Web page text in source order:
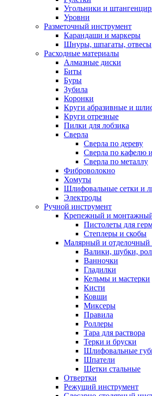
Угольники и
Уровни
Разметочный инструмент
Карандаши и маркеры
Шнуры, шпагаты, отвесы
Расходные материалы
Алмазные диски
Биты
Буры
Зубила
Коронки
Круги абразивные и
Круги отрезные
Пилки для лобзика
Сверла
Сверла по дереву
Сверла по кафелю
Сверла по металлу
Фиброволокно
Хомуты
Шлифовальные сетки и
Электроды
Ручной инструмент
Крепежный и
Пистолеты для
Степлеры и скобы
Малярный и отделочный
Валики, шубки,
Ванночки
Гладилки
Кельмы и мастерки
Кисти
Ковши
Миксеры
Правила
Роллеры
Тара для раствора
Терки и бруски
Шлифовальные
Шпатели
Щетки стальные
Отвертки
Режущий инструмент